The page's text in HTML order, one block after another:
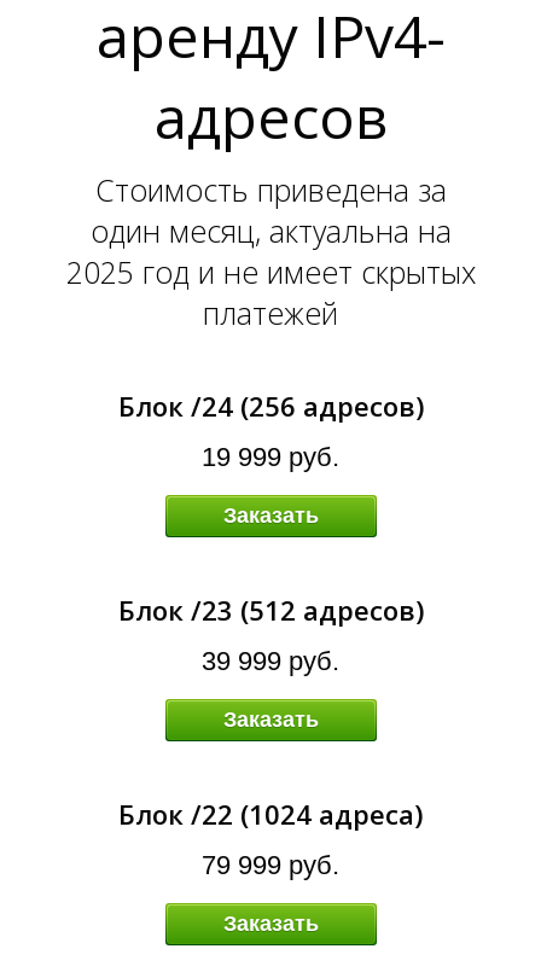
А
аренду IPv4-
адресов
Стоимость приведена за
один месяц, актуальна на
2025 год и не имеет скрытых
платежей
Блок /24 (256 адресов)
19 999 руб.
Заказать
Блок /23 (512 адресов)
39 999 руб.
Заказать
Блок /22 (1024 адреса)
79 999 руб.
Заказать